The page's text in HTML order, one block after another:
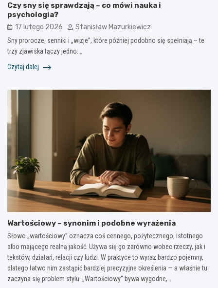
Czy sny się sprawdzają – co mówi nauka i
psychologia?
17 lutego 2026 Stanisław Mazurkiewicz
Sny prorocze, senniki i „wizje”, które później podobno się spełniają – te
trzy zjawiska łączy jedno:…
Czytaj dalej
Wartościowy – synonim i podobne wyrażenia
Słowo „wartościowy” oznacza coś cennego, pożytecznego, istotnego
albo mającego realną jakość. Używa się go zarówno wobec rzeczy, jak i
tekstów, działań, relacji czy ludzi. W praktyce to wyraz bardzo pojemny,
dlatego łatwo nim zastąpić bardziej precyzyjne określenia — a właśnie tu
zaczyna się problem stylu. „Wartościowy” bywa wygodne,…